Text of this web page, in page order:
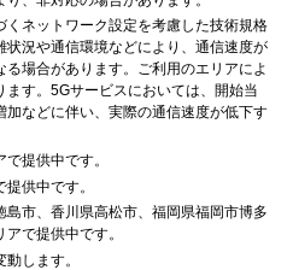
くネットワーク設定を考慮した技術規格
状況や通信環境などにより、通信速度が
場合があります。ご利用のエリアによ
ます。5Gサービスにおいては、開始当
加などに伴い、実際の通信速度が低下す
提供中です。
供中です。
島市、香川県高松市、福岡県福岡市博多
で提供中です。
します。